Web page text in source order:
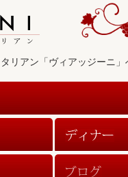
リアン「ヴィアッジーニ」